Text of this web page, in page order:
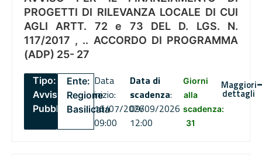
PROGETTI DI RILEVANZA LOCALE DI CUI
AGLI ARTT. 72 e 73 DEL D. LGS. N.
117/2017 , .. ACCORDO DI PROGRAMMA
(ADP) 25- 27
Tipo:
Avviso
Pubblico
Ente:
Regione
Basilicata
Data
inizio:
16/07/2026
09:00
Data di
scadenza:
09/09/2026
12:00
Giorni
alla
scadenza:
31
Maggiori
dettagli